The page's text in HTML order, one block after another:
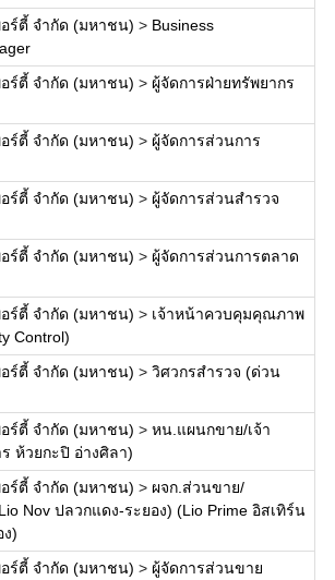
ร์ตี้ จำกัด (มหาชน) > Business
ร์ตี้ จำกัด (มหาชน) > ผู้จัดการฝ่ายทรัพยากร
ร์ตี้ จำกัด (มหาชน) > ผู้จัดการส่วนการ
ร์ตี้ จำกัด (มหาชน) > ผู้จัดการส่วนสำรวจ
ร์ตี้ จำกัด (มหาชน) > ผู้จัดการส่วนการตลาด
ร์ตี้ จำกัด (มหาชน) > เจ้าหน้าควบคุมคุณภาพ
Control)
ร์ตี้ จำกัด (มหาชน) > วิศวกรสำรวจ (ด่วน
ร์ตี้ จำกัด (มหาชน) > หน.แผนกขาย/เจ้า
ห้วยกะปิ อ่างศิลา)
ร์ตี้ จำกัด (มหาชน) > ผจก.ส่วนขาย/
Nov ปลวกแดง-ระยอง) (Lio Prime อิสเทิร์น
)
ร์ตี้ จำกัด (มหาชน) > ผู้จัดการส่วนขาย